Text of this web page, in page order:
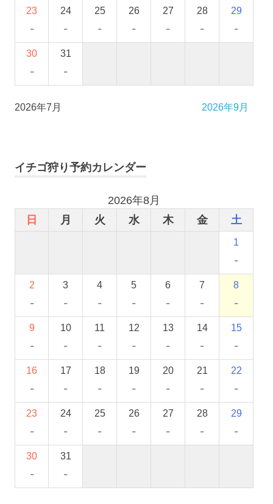
23
-
24
-
25
-
26
-
27
-
28
-
29
-
30
-
31
-
2026年7月 2026年9月
イチゴ狩り予約カレンダー
2026年8月
日
月 火 水 木 金 土
1
-
2
-
3
-
4
-
5
-
6
-
7
-
8
-
9
-
10
-
11
-
12
-
13
-
14
-
15
-
16
-
17
-
18
-
19
-
20
-
21
-
22
-
23
-
24
-
25
-
26
-
27
-
28
-
29
-
30
-
31
-